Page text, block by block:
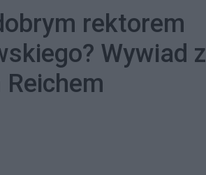
rektorem
Wywiad z